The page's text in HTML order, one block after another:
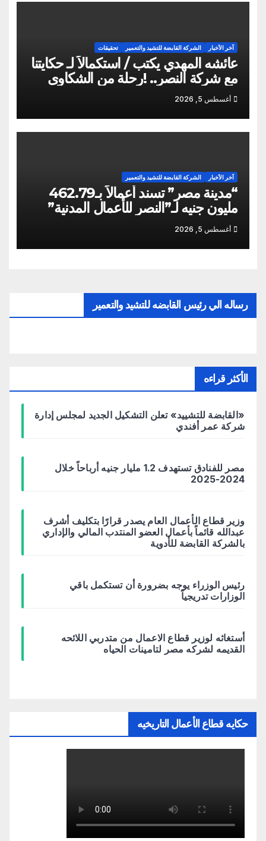
آخر الأخبار الشركة القابضة للتشيد والتعمير تحقيقات
عائشه المهدي يكتب / استكمالاً لـ حكايتنا
مع شركة النصر.. !رحلة من الشكاوى
ومزيد من التعنت المستمر.. و لجوء
للقابضة إلى صدمة الكواليس!
أغسطس 5, 2026
آخر الأخبار الشركة القابضة للتشيد والتعمير
“مدينة مصر” تسند أعمالاً بـ462.79
مليون جنيه لـ”النصر للأعمال المدنية”
أغسطس 5, 2026
رساله الي رئيس القابضه للتشيد والتعمير
الأكثر قراءه
«القابضة للتشييد» تعلن التشكيل الجديد لمجلس إدارة
شركة عمر أفندي
مصر للفنادق تستهدف 1.2 مليار جنيه أرباحاً خلال
2024-2025
وزير قطاع الأعمال العام يصدر قرارًا بتكليف أشرف
عبدالله قائماً بأعمال العضو المنتدب المالي والإداري
بالشركة القابضة للأدوية
رئيس الوزراء يوجه بضرورة أن تستكمل باقي
الوزارات تدريجياً
أستغاثه لوزير قطاع الاعمال من متدربي اللائحه
القديمه لشركه مصر لتامينات الحياه
حكايه قطاع الأعمال التاريخيه